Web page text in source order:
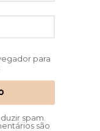
para
spam.
são